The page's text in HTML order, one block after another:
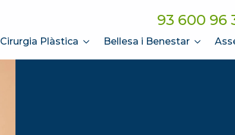
93 600 96
Cirurgia Plàstica Bellesa i Benestar